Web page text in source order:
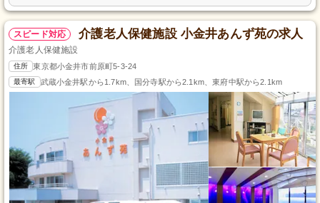
スピード対応 介護老人保健施設 小金井あんず苑の求人
介護老人保健施設
住所 東京都小金井市前原町5-3-24
最寄駅 武蔵小金井駅から1.7km、国分寺駅から2.1km、東府中駅から2.1km